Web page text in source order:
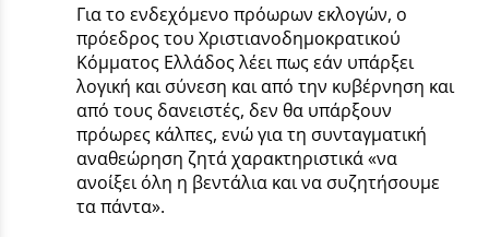
Για το ενδεχόμενο πρόωρων εκλογών, ο
πρόεδρος του Χριστιανοδημοκρατικού
Κόμματος Ελλάδος λέει πως εάν υπάρξει
λογική και σύνεση και από την κυβέρνηση και
από τους δανειστές, δεν θα υπάρξουν
πρόωρες κάλπες, ενώ για τη συνταγματική
αναθεώρηση ζητά χαρακτηριστικά «να
ανοίξει όλη η βεντάλια και να συζητήσουμε
τα πάντα».